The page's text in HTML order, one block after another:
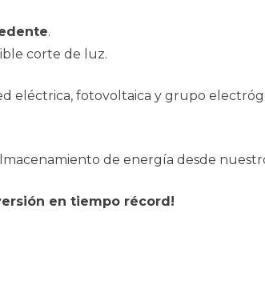
.
corte de luz.
eléctrica, fotovoltaica y grupo
de energía desde
en tiempo récord!